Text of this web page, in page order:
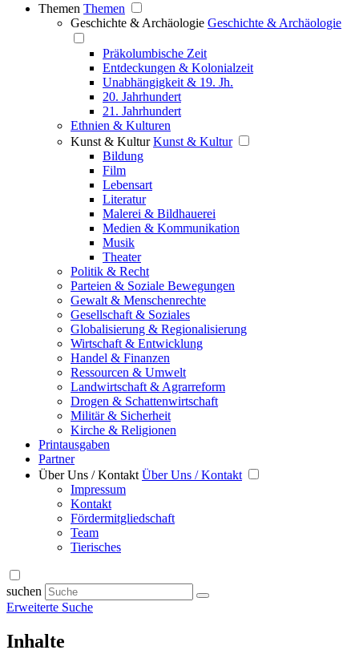
Themen Themen
Geschichte & Archäologie Geschichte & Archäologie
Präkolumbische Zeit
Entdeckungen & Kolonialzeit
Unabhängigkeit & 19. Jh.
20. Jahrhundert
21. Jahrhundert
Ethnien & Kulturen
Kunst & Kultur Kunst & Kultur
Bildung
Film
Lebensart
Literatur
Malerei & Bildhauerei
Medien & Kommunikation
Musik
Theater
Politik & Recht
Parteien & Soziale Bewegungen
Gewalt & Menschenrechte
Gesellschaft & Soziales
Globalisierung & Regionalisierung
Wirtschaft & Entwicklung
Handel & Finanzen
Ressourcen & Umwelt
Landwirtschaft & Agrarreform
Drogen & Schattenwirtschaft
Militär & Sicherheit
Kirche & Religionen
Printausgaben
Partner
Über Uns / Kontakt Über Uns / Kontakt
Impressum
Kontakt
Fördermitgliedschaft
Team
Tierisches
suchen
Erweiterte Suche
Inhalte